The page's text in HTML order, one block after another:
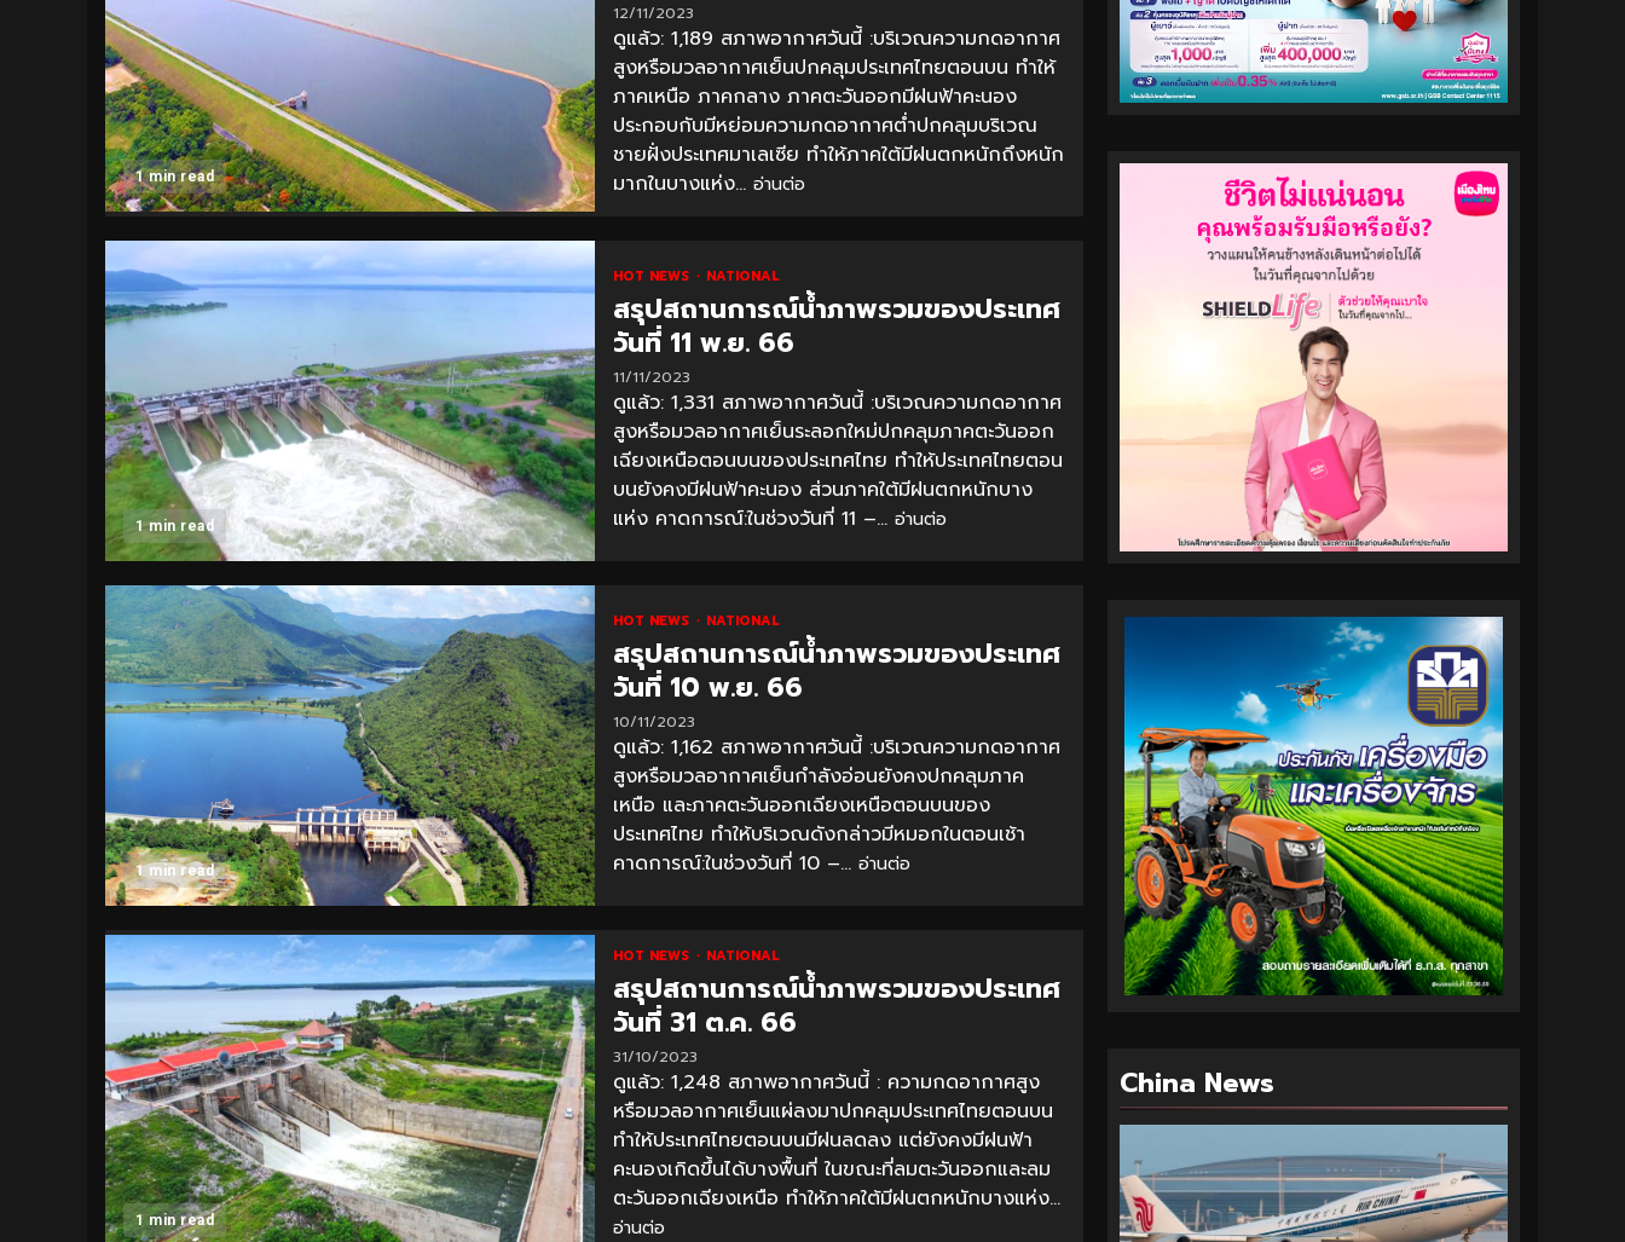
1 min read
12/11/2023
ดูแล้ว: 1,189 สภาพอากาศวันนี้ :บริเวณความกดอากาศ
สูงหรือมวลอากาศเย็นปกคลุมประเทศไทยตอนบน ทำให้
ภาคเหนือ ภาคกลาง ภาคตะวันออกมีฝนฟ้าคะนอง
ประกอบกับมีหย่อมความกดอากาศต่ำปกคลุมบริเวณ
ชายฝั่งประเทศมาเลเซีย ทำให้ภาคใต้มีฝนตกหนักถึงหนัก
มากในบางแห่ง... อ่านต่อ
1 min read
HOT NEWS NATIONAL
สรุปสถานการณ์น้ำภาพรวมของประเทศ
วันที่ 11 พ.ย. 66
11/11/2023
ดูแล้ว: 1,331 สภาพอากาศวันนี้ :บริเวณความกดอากาศ
สูงหรือมวลอากาศเย็นระลอกใหม่ปกคลุมภาคตะวันออก
เฉียงเหนือตอนบนของประเทศไทย ทำให้ประเทศไทยตอน
บนยังคงมีฝนฟ้าคะนอง ส่วนภาคใต้มีฝนตกหนักบาง
แห่ง คาดการณ์:ในช่วงวันที่ 11 –... อ่านต่อ
1 min read
HOT NEWS NATIONAL
สรุปสถานการณ์น้ำภาพรวมของประเทศ
วันที่ 10 พ.ย. 66
10/11/2023
ดูแล้ว: 1,162 สภาพอากาศวันนี้ :บริเวณความกดอากาศ
สูงหรือมวลอากาศเย็นกำลังอ่อนยังคงปกคลุมภาค
เหนือ และภาคตะวันออกเฉียงเหนือตอนบนของ
ประเทศไทย ทำให้บริเวณดังกล่าวมีหมอกในตอนเช้า
คาดการณ์:ในช่วงวันที่ 10 –... อ่านต่อ
1 min read
HOT NEWS NATIONAL
สรุปสถานการณ์น้ำภาพรวมของประเทศ
วันที่ 31 ต.ค. 66
31/10/2023
ดูแล้ว: 1,248 สภาพอากาศวันนี้ : ความกดอากาศสูง
หรือมวลอากาศเย็นแผ่ลงมาปกคลุมประเทศไทยตอนบน
ทำให้ประเทศไทยตอนบนมีฝนลดลง แต่ยังคงมีฝนฟ้า
คะนองเกิดขึ้นได้บางพื้นที่ ในขณะที่ลมตะวันออกและลม
ตะวันออกเฉียงเหนือ ทำให้ภาคใต้มีฝนตกหนักบางแห่ง...
อ่านต่อ
China News